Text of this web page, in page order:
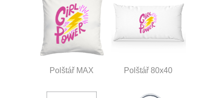
Polštář MAX Polštář 80x40